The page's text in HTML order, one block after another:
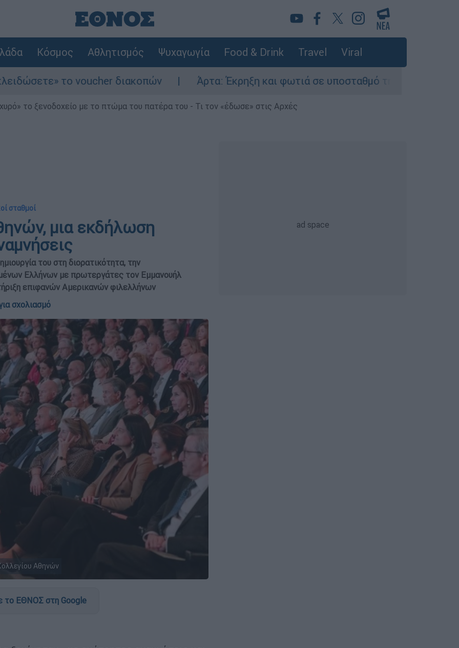
Κόσμος Αθλητισμός Ψυχαγωγία Food & Drink Travel Viral
voucher διακοπών Άρτα: Έκρηξη και φωτιά σε υποσταθμό της ΔΕΗ - Δεκάδες περιοχές
το ξενοδοχείο με το πτώμα του πατέρα του - Τι τον «έδωσε» στις Αρχές
σταθμοί
μια εκδήλωση
του στη διορατικότητα, την
Ελλήνων με πρωτεργάτες τον Εμμανουήλ
επιφανών Αμερικανών φιλελλήνων
σχολιασμό
Αθηνών
το ΕΘΝΟΣ στη Google